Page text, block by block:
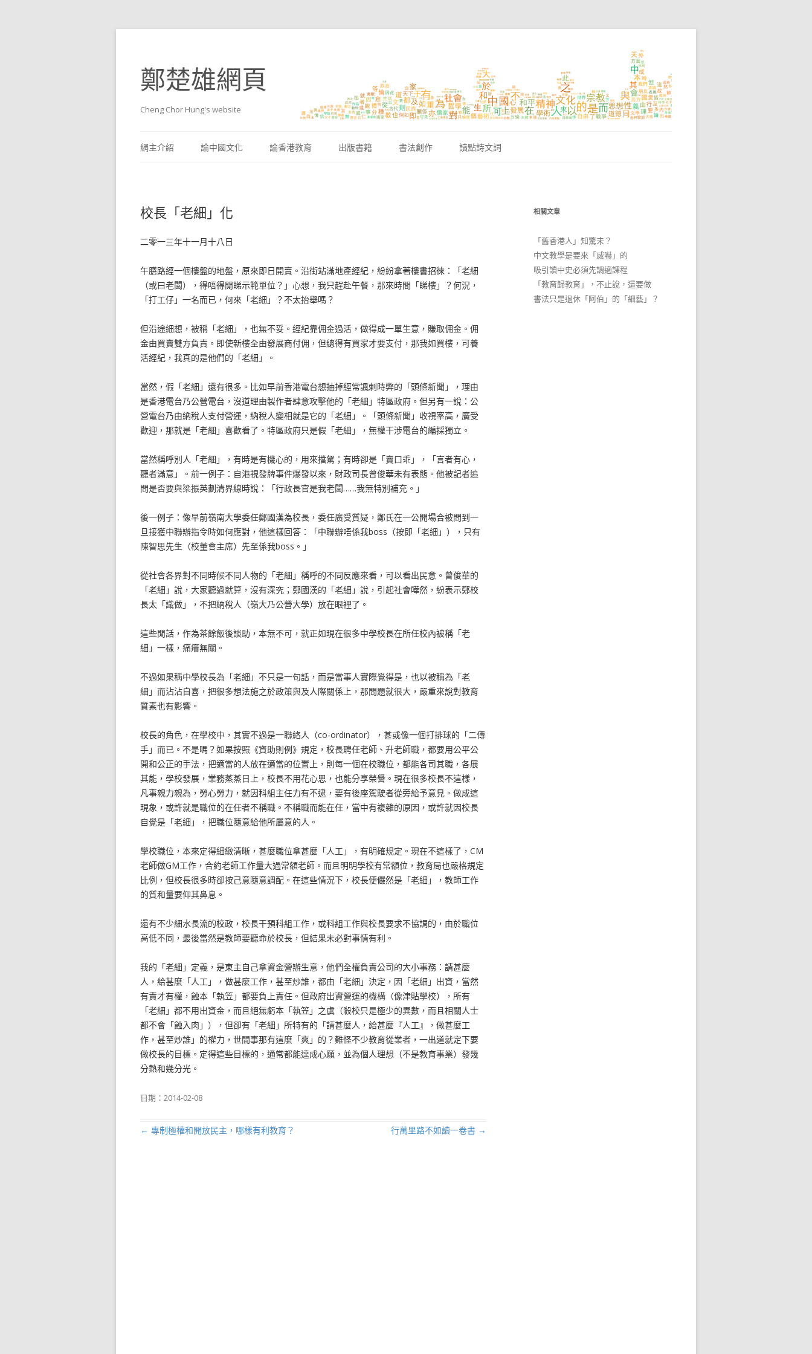
鄭楚雄網頁
Cheng Chor Hung's website
網主介紹
論中國文化 論香港教育 出版書籍 書法創作 讀點詩文詞
校長「老細」化
二零一三年十一月十八日
午膳路經一個樓盤的地盤，原來即日開賣。沿街站滿地產經紀，紛紛拿著樓書招徠：「老細
（或曰老闆），得唔得閒睇示範單位？」心想，我只趕赴午餐，那來時間「睇樓」？何況，
「打工仔」一名而已，何來「老細」？不太抬舉嗎？
但沿途細想，被稱「老細」，也無不妥。經紀靠佣金過活，做得成一單生意，賺取佣金。佣
金由買賣雙方負責。即使新樓全由發展商付佣，但總得有買家才要支付，那我如買樓，可養
活經紀，我真的是他們的「老細」。
當然，假「老細」還有很多。比如早前香港電台想抽掉經常諷刺時弊的「頭條新聞」，理由
是香港電台乃公營電台，沒道理由製作者肆意攻擊他的「老細」特區政府。但另有一說：公
營電台乃由納稅人支付營運，納稅人變相就是它的「老細」。「頭條新聞」收視率高，廣受
歡迎，那就是「老細」喜歡看了。特區政府只是假「老細」，無權干涉電台的編採獨立。
當然稱呼別人「老細」，有時是有機心的，用來擋駕；有時卻是「賣口乖」，「言者有心，
聽者滿意」。前一例子：自港視發牌事件爆發以來，財政司長曾俊華未有表態。他被記者追
問是否要與梁振英劃清界線時說：「行政長官是我老闆……我無特別補充。」
後一例子：像早前嶺南大學委任鄭國漢為校長，委任廣受質疑，鄭氏在一公開場合被問到一
旦接獲中聯辦指令時如何應對，他這樣回答：「中聯辦唔係我boss（按即「老細」），只有
陳智思先生（校董會主席）先至係我boss。」
從社會各界對不同時候不同人物的「老細」稱呼的不同反應來看，可以看出民意。曾俊華的
「老細」說，大家聽過就算，沒有深究；鄭國漢的「老細」說，引起社會嘩然，紛表示鄭校
長太「識做」，不把納稅人（嶺大乃公營大學）放在眼裡了。
這些閒話，作為茶餘飯後談助，本無不可，就正如現在很多中學校長在所任校內被稱「老
細」一樣，痛癢無關。
不過如果稱中學校長為「老細」不只是一句話，而是當事人實際覺得是，也以被稱為「老
細」而沾沾自喜，把很多想法施之於政策與及人際關係上，那問題就很大，嚴重來說對教育
質素也有影響。
校長的角色，在學校中，其實不過是一聯絡人（co-ordinator），甚或像一個打排球的「二傳
手」而已。不是嗎？如果按照《資助則例》規定，校長聘任老師、升老師職，都要用公平公
開和公正的手法，把適當的人放在適當的位置上，則每一個在校職位，都能各司其職，各展
其能，學校發展，業務蒸蒸日上，校長不用花心思，也能分享榮譽。現在很多校長不這樣，
凡事親力親為，勞心勞力，就因科組主任力有不逮，要有後座駕駛者從旁給予意見。做成這
現象，或許就是職位的在任者不稱職。不稱職而能在任，當中有複雜的原因，或許就因校長
自覺是「老細」，把職位隨意給他所屬意的人。
學校職位，本來定得細緻清晰，甚麼職位拿甚麼「人工」，有明確規定。現在不這樣了，CM
老師做GM工作，合約老師工作量大過常額老師。而且明明學校有常額位，教育局也嚴格規定
比例，但校長很多時卻按己意隨意調配。在這些情況下，校長便儼然是「老細」，教師工作
的質和量要仰其鼻息。
還有不少細水長流的校政，校長干預科組工作，或科組工作與校長要求不協調的，由於職位
高低不同，最後當然是教師要聽命於校長，但結果未必對事情有利。
我的「老細」定義，是東主自己拿資金營辦生意，他們全權負責公司的大小事務：請甚麼
人，給甚麼「人工」，做甚麼工作，甚至炒誰，都由「老細」決定，因「老細」出資，當然
有責才有權，蝕本「執笠」都要負上責任。但政府出資營運的機構（像津貼學校），所有
「老細」都不用出資金，而且絕無虧本「執笠」之虞（殺校只是極少的異數，而且相關人士
都不會「蝕入肉」），但卻有「老細」所特有的「請甚麼人，給甚麼『人工』，做甚麼工
作，甚至炒誰」的權力，世間事那有這麼「爽」的？難怪不少教育從業者，一出道就定下要
做校長的目標。定得這些目標的，通常都能達成心願，並為個人理想（不是教育事業）發幾
分熱和幾分光。
日期： 2014-02-08
文章導航列
← 專制極權和開放民主，哪樣有利教育？ 行萬里路不如讀一卷書 →
相關文章
「舊香港人」知驚未？
中文教學是要來「威嚇」的
吸引讀中史必須先調適課程
「教育歸教育」，不止說，還要做
書法只是退休「阿伯」的「細藝」？